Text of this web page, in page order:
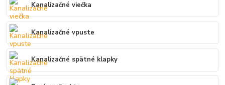
Kanalizačné viečka
Kanalizačné vpuste
Kanalizačné spätné klapky